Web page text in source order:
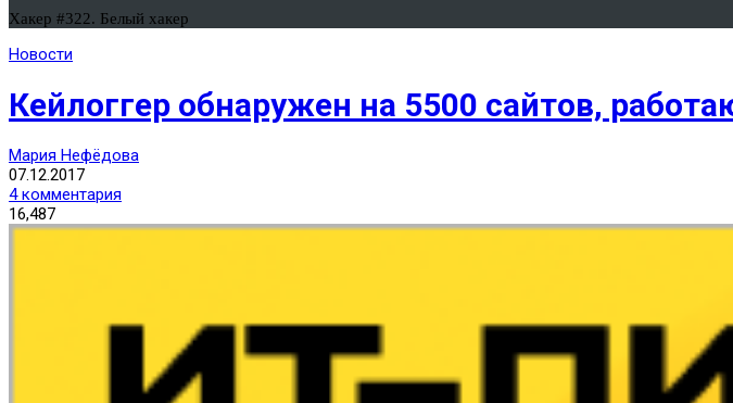
Хакер #322. Белый хакер
Новости
Кейлоггер обнаружен на 5500 сайтов,
Мария Нефёдова
07.12.2017
4 комментария
16,487